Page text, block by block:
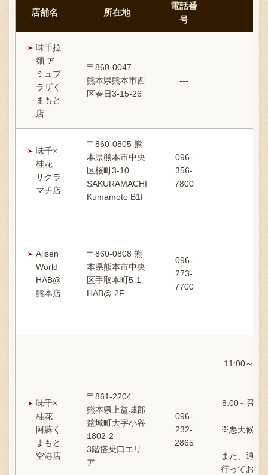
〒869-1107 熊本県菊池郡菊陽町辛川448
TEL 096-349-2222
FAX 096-349-2288
店舗名 所在地
電話番
号
味千拉
麺 ア
ミュプ
ラザく
まもと
店
〒860-0047
熊本県熊本市西
区春日3-15-26
---
味千×
桂花
サクラ
マチ店
〒860-0805 熊
本県熊本市中央
区桜町3-10
SAKURAMACHI
Kumamoto B1F
096-
356-
7800
Ajisen
World
HAB@
熊本店
〒860-0808 熊
本県熊本市中央
区手取本町5-1
HAB@ 2F
096-
273-
7700
味千×
桂花
阿蘇く
まもと
空港店
〒861-2204
熊本県上益城郡
益城町大字小谷
1802-2
3階搭乗口エリ
ア
096-
232-
2865
11:00～飛
8:00～飛行
※悪天候や
また、通常
行っており